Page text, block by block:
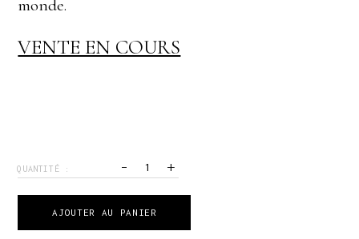
monde.
VENTE EN COURS
QUANTITÉ : - +
AJOUTER AU PANIER